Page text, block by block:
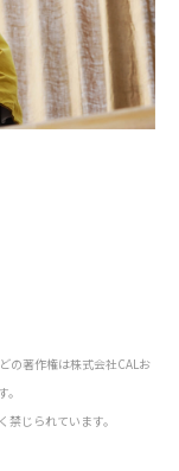
の著作権は株式会社CALお
じられています。